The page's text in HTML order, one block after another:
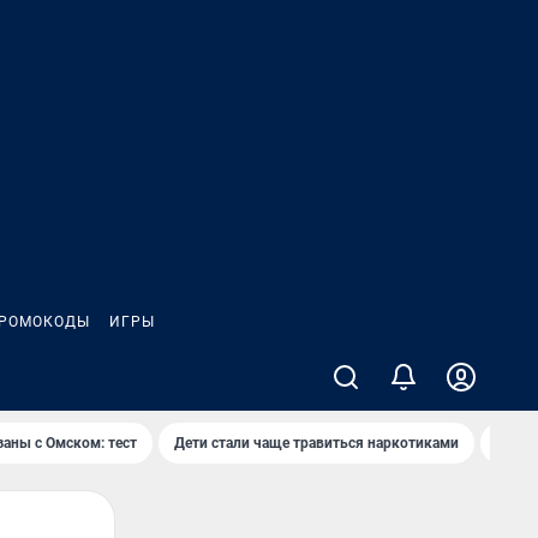
ИГРЫ
с Омском: тест Дети стали чаще травиться наркотиками